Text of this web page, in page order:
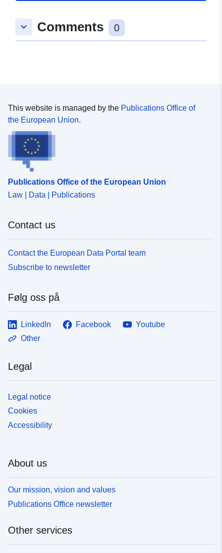
einen Gegenstand dargestellt, um die gesamte
Gemeinde abzudecken.
keyboard_arrow_down Comments 0
This website is managed by the Publications Office of
the European Union.
Publications Office of the European Union
Law | Data | Publications
Contact us
Contact the European Data Portal team
Subscribe to newsletter
Følg oss på
LinkedIn Facebook
Youtube
Other
Legal
Legal notice
Cookies
Accessibility
About us
Our mission, vision and values
Publications Office newsletter
Other services